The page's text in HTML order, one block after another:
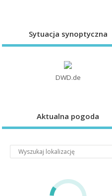
Sytuacja synoptyczna
DWD.de
Aktualna pogoda